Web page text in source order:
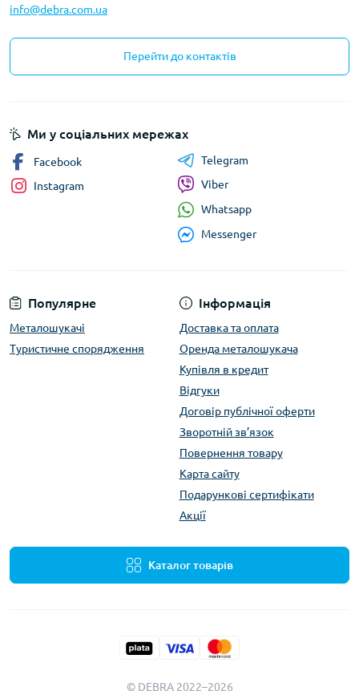
info@debra.com.ua
Перейти до контактів
Популярне
Металошукачі
Туристичне спорядження
Інформація
Доставка та оплата
Оренда металошукача
Купівля в кредит
Відгуки
Договір публічної оферти
Зворотній зв’язок
Повернення товару
Карта сайту
Подарункові сертифікати
Акції
Каталог товарів
Ми у соціальних мережах
Facebook
Instagram
Telegram
Viber
Whatsapp
Messenger
© DEBRA 2022–2026